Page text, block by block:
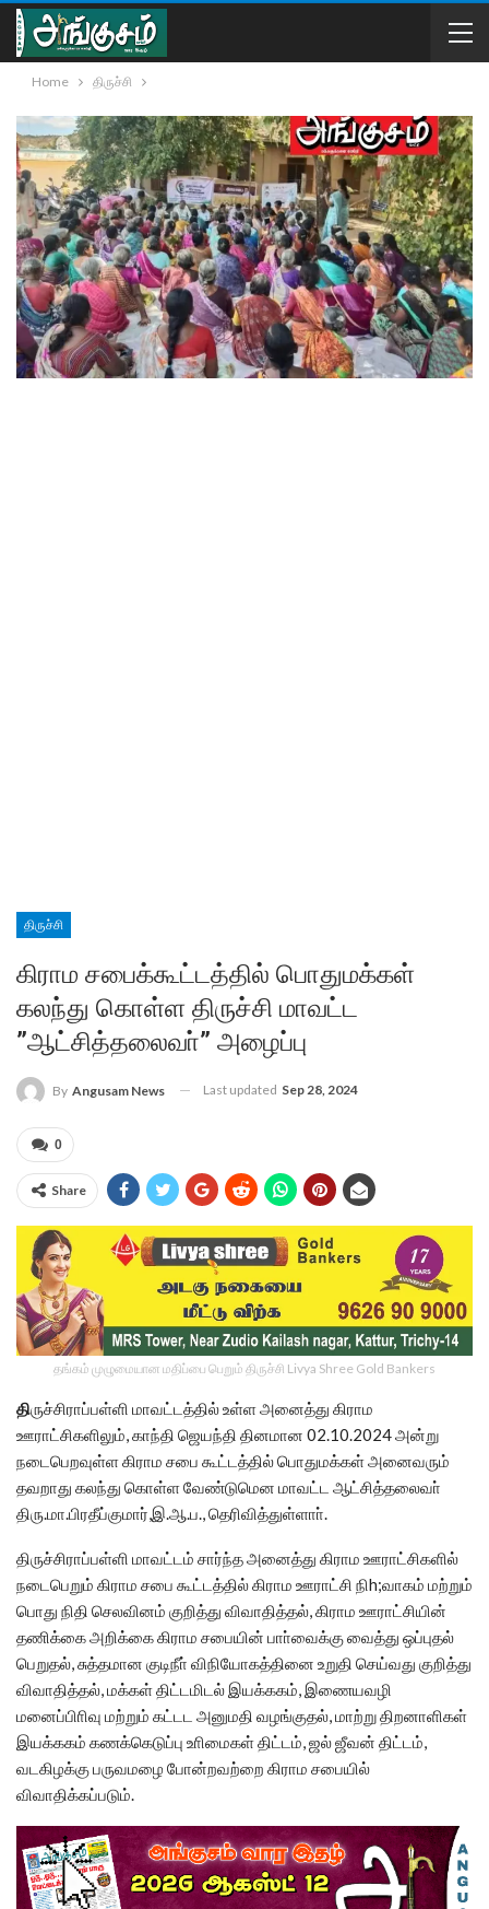
Home திருச்சி
திருச்சி
கிராம சபைக்கூட்டத்தில் பொதுமக்கள்
கலந்து கொள்ள திருச்சி மாவட்ட
”ஆட்சித்தலைவா்” அழைப்பு
By Angusam News Last updated Sep 28, 2024
0
Share
தங்கம் முழுமையான மதிப்பை பெறும் திருச்சி Livya Shree Gold Bankers
திருச்சிராப்பள்ளி மாவட்டத்தில் உள்ள அனைத்து கிராம
ஊராட்சிகளிலும், காந்தி ஜெயந்தி தினமான 02.10.2024 அன்று
நடைபெறவுள்ள கிராம சபை கூட்டத்தில் பொதுமக்கள் அனைவரும்
தவறாது கலந்து கொள்ள வேண்டுமென மாவட்ட ஆட்சித்தலைவா்
திரு.மா.பிரதீப்குமார்,இ.ஆ.ப., தெரிவித்துள்ளாா்.
திருச்சிராப்பள்ளி மாவட்டம் சார்ந்த அனைத்து கிராம ஊராட்சிகளில்
நடைபெறும் கிராம சபை கூட்டத்தில் கிராம ஊராட்சி நிh;வாகம் மற்றும்
பொது நிதி செலவினம் குறித்து விவாதித்தல், கிராம ஊராட்சியின்
தணிக்கை அறிக்கை கிராம சபையின் பாா்வைக்கு வைத்து ஒப்புதல்
பெறுதல், சுத்தமான குடிநீா் விநியோகத்தினை உறுதி செய்வது குறித்து
விவாதித்தல், மக்கள் திட்டமிடல் இயக்ககம், இணையவழி
மனைப்பிாிவு மற்றும் கட்டட அனுமதி வழங்குதல், மாற்று திறனாளிகள்
இயக்ககம் கணக்கெடுப்பு உாிமைகள் திட்டம், ஜல் ஜீவன் திட்டம்,
வடகிழக்கு பருவமழை போன்றவற்றை கிராம சபையில்
விவாதிக்கப்படும்.